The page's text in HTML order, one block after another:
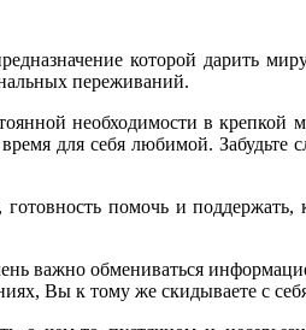
которой дарить
переживаний.
необходимости в крепкой
для себя любимой. Забудьте
помочь и поддержать,
важно обмениваться
Вы к тому же скидываете с